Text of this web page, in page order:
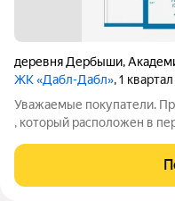
деревня Дербыши,
ЖК «Дабл-Дабл», 1
Уважаемые покупатели.
, который расположен в
окружен просторными
отличная транспортная